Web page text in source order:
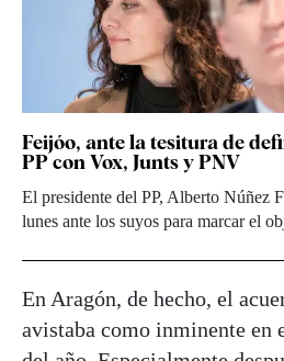
Feijóo, ante la tesitura de
PP con Vox, Junts y PNV
El presidente del PP, Alberto Núñez
lunes ante los suyos para marcar el
En Aragón, de hecho, el
avistaba como inminente